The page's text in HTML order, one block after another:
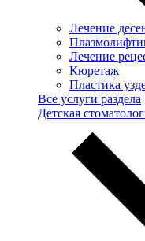
Лечение
Лечение
Кюретаж
Пластика
Все услуги раздела
Детская